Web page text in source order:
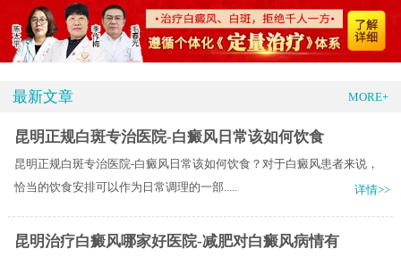
最新文章 MORE+
昆明正规白斑专治医院-白癜风日常该如何饮食
昆明正规白斑专治医院-白癜风日常该如何饮食？对于白癜风患者来说，
恰当的饮食安排可以作为日常调理的一部.....
详情>>
昆明治疗白癜风哪家好医院-减肥对白癜风病情有